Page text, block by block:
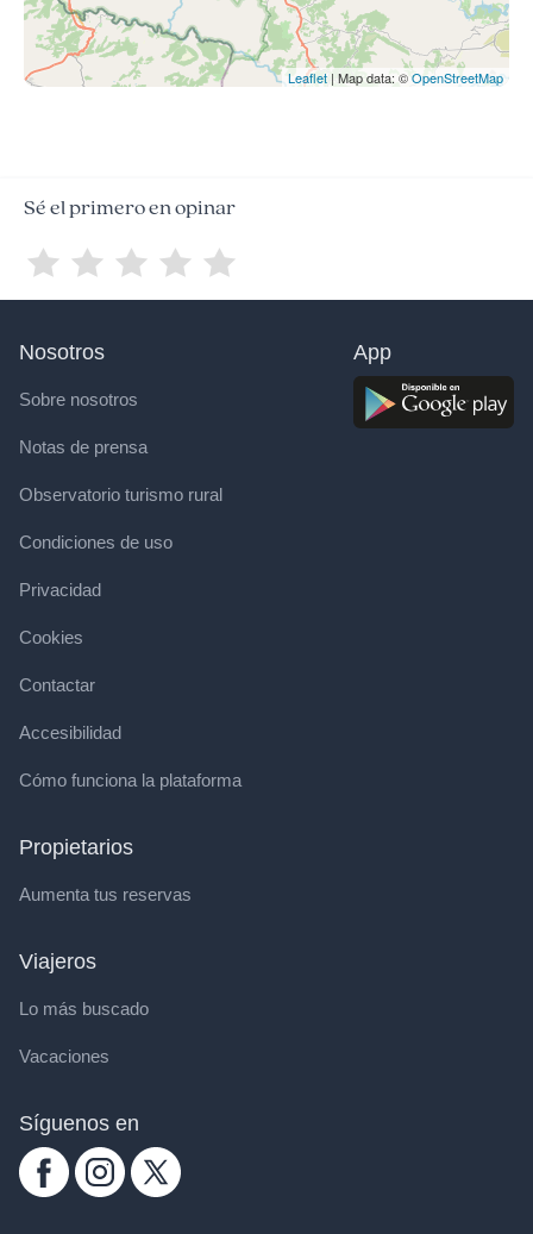
Leaflet | Map data: ©OpenStreetMap
Sé el primero en opinar
Nosotros
Sobre nosotros
Notas de prensa
Observatorio turismo rural
Condiciones de uso
Privacidad
Cookies
Contactar
Accesibilidad
Cómo funciona la plataforma
Propietarios
Aumenta tus reservas
Viajeros
Lo más buscado
Vacaciones
App
Síguenos en